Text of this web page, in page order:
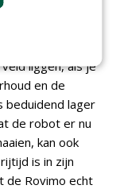
van een
bedragen; daar
de kosten van
liggen, als je
en de
beduidend lager
de robot er nu
kan ook
is in zijn
de Rovimo echt